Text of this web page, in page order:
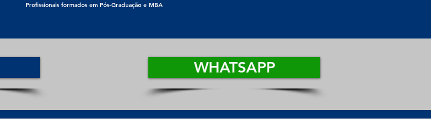
Profissionais formados em Pós-Graduação e MBA
WHATSAPP